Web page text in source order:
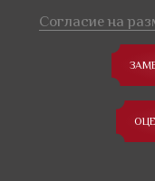
Согласие на